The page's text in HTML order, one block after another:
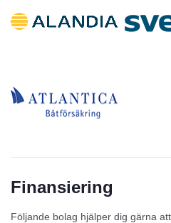
Finansiering
Följande bolag hjälper dig gärna